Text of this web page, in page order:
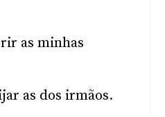
as minhas
as dos irmãos.